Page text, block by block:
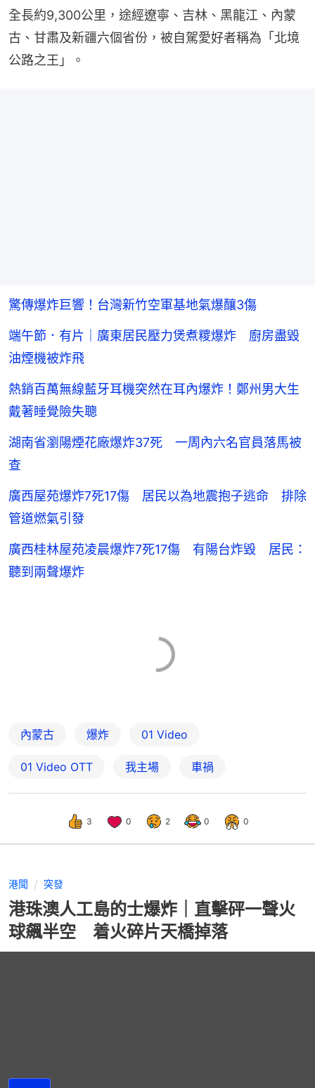
全長約9,300公里，途經遼寧、吉林、黑龍江、內蒙
古、甘肅及新疆六個省份，被自駕愛好者稱為「北境
公路之王」。
驚傳爆炸巨響！台灣新竹空軍基地氣爆釀3傷
端午節．有片｜廣東居民壓力煲煮糭爆炸 廚房盡毀
油煙機被炸飛
熱銷百萬無線藍牙耳機突然在耳內爆炸！鄭州男大生
戴著睡覺險失聰
湖南省瀏陽煙花廠爆炸37死 一周內六名官員落馬被
查
廣西屋苑爆炸7死17傷 居民以為地震抱子逃命 排除
管道燃氣引發
廣西桂林屋苑凌晨爆炸7死17傷 有陽台炸毀 居民：
聽到兩聲爆炸
內蒙古 爆炸 01 Video
01‌ ‌Video‌ ‌OTT 我主場 車禍
3 0 2 0 0
港聞 突發
港珠澳人工島的士爆炸｜直擊砰一聲火
球飆半空 着火碎片天橋掉落